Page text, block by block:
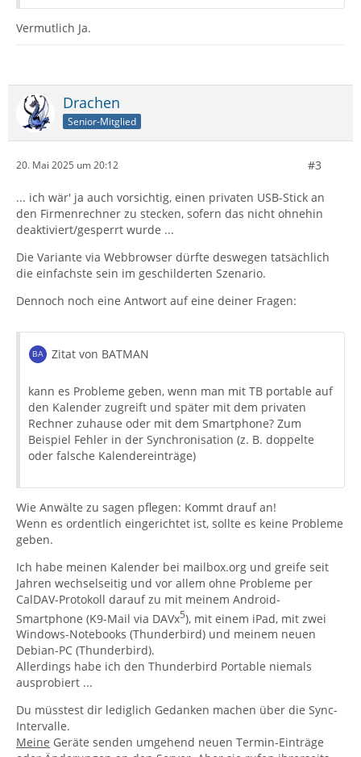
Vermutlich Ja.
Drachen
Senior-Mitglied
20. Mai 2025 um 20:12 #3
... ich wär' ja auch vorsichtig, einen privaten USB-Stick an
den Firmenrechner zu stecken, sofern das nicht ohnehin
deaktiviert/gesperrt wurde ...
Die Variante via Webbrowser dürfte deswegen tatsächlich
die einfachste sein im geschilderten Szenario.
Dennoch noch eine Antwort auf eine deiner Fragen:
Zitat von BATMAN
kann es Probleme geben, wenn man mit TB portable auf
den Kalender zugreift und später mit dem privaten
Rechner zuhause oder mit dem Smartphone? Zum
Beispiel Fehler in der Synchronisation (z. B. doppelte
oder falsche Kalendereinträge)
Wie Anwälte zu sagen pflegen: Kommt drauf an!
Wenn es ordentlich eingerichtet ist, sollte es keine Probleme
geben.
Ich habe meinen Kalender bei mailbox.org und greife seit
Jahren wechselseitig und vor allem ohne Probleme per
CalDAV-Protokoll darauf zu mit meinem Android-
Smartphone (K9-Mail via DAVx5), mit einem iPad, mit zwei
Windows-Notebooks (Thunderbird) und meinem neuen
Debian-PC (Thunderbird).
Allerdings habe ich den Thunderbird Portable niemals
ausprobiert ...
Du müsstest dir lediglich Gedanken machen über die Sync-
Intervalle.
Meine Geräte senden umgehend neuen Termin-Einträge